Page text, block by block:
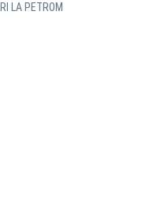
LA PETROM